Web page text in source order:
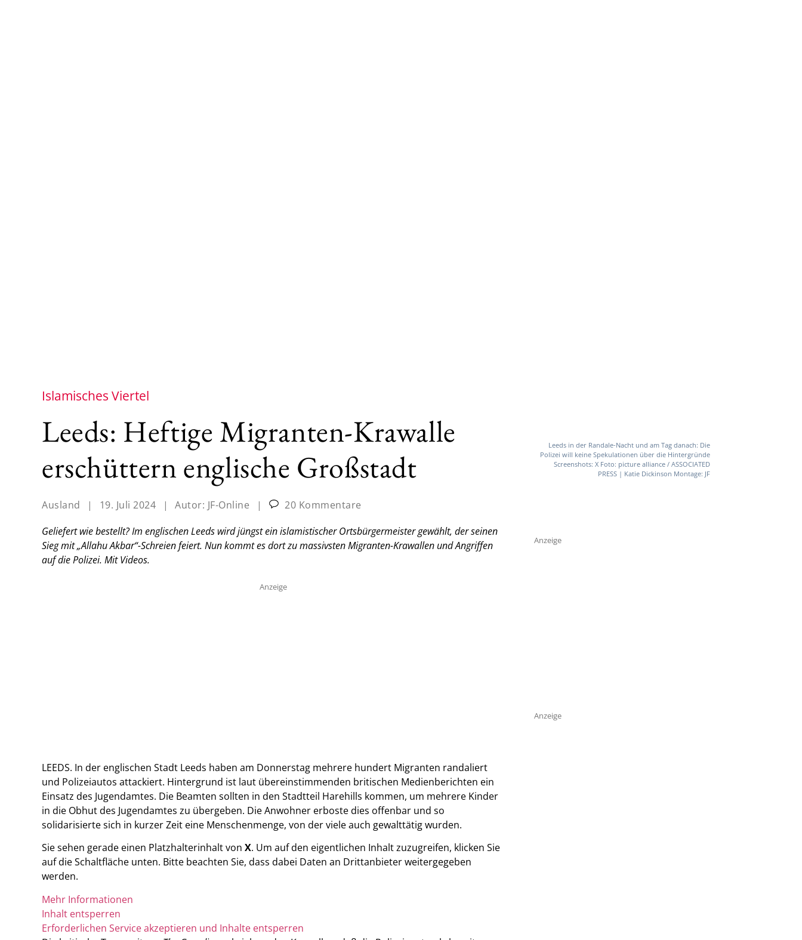
Islamisches Viertel
Leeds: Heftige Migranten-Krawalle
erschüttern englische Großstadt
Ausland | 19. Juli 2024 | Autor: JF-Online |
20 Kommentare
Geliefert wie bestellt? Im englischen Leeds wird jüngst ein islamistischer Ortsbürgermeister gewählt, der seinen
Sieg mit „Allahu Akbar“-Schreien feiert. Nun kommt es dort zu massivsten Migranten-Krawallen und Angriffen
auf die Polizei. Mit Videos.
Anzeige
LEEDS. In der englischen Stadt Leeds haben am Donnerstag mehrere hundert Migranten randaliert
und Polizeiautos attackiert. Hintergrund ist laut übereinstimmenden britischen Medienberichten ein
Einsatz des Jugendamtes. Die Beamten sollten in den Stadtteil Harehills kommen, um mehrere Kinder
in die Obhut des Jugendamtes zu übergeben. Die Anwohner erboste dies offenbar und so
solidarisierte sich in kurzer Zeit eine Menschenmenge, von der viele auch gewalttätig wurden.
Sie sehen gerade einen Platzhalterinhalt von X. Um auf den eigentlichen Inhalt zuzugreifen, klicken Sie
auf die Schaltfläche unten. Bitte beachten Sie, dass dabei Daten an Drittanbieter weitergegeben
werden.
Mehr Informationen
Inhalt entsperren
Erforderlichen Service akzeptieren und Inhalte entsperren
Leeds in der Randale-Nacht und am Tag danach: Die
Polizei will keine Spekulationen über die Hintergründe
Screenshots: X Foto: picture alliance / ASSOCIATED
PRESS | Katie Dickinson Montage: JF
Anzeige
Anzeige